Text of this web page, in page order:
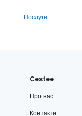
Послуги
Cestee
Про нас
Контакти